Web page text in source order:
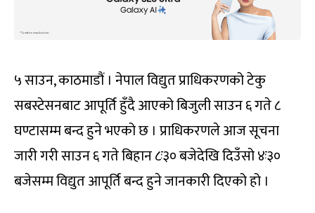
५ साउन, काठमाडौं । नेपाल विद्युत प्राधिकरणको टेकु
सबस्टेसनबाट आपूर्ति हुँदै आएको बिजुली साउन ६ गते ८
घण्टासम्म बन्द हुने भएको छ । प्राधिकरणले आज सूचना
जारी गरी साउन ६ गते बिहान ८ः३० बजेदेखि दिउँसो ४ः३०
बजेसम्म विद्युत आपूर्ति बन्द हुने जानकारी दिएको हो ।